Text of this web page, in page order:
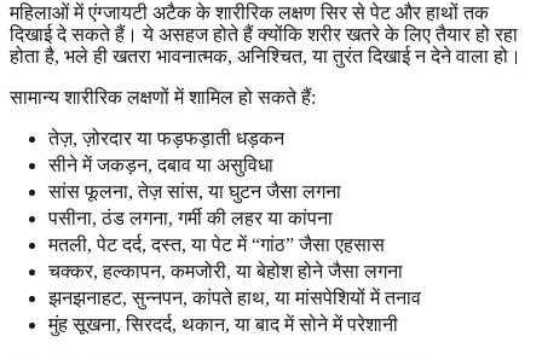
महिलाओं में एंग्जायटी अटैक के शारीरिक लक्षण सिर से पेट और हाथों तक
दिखाई दे सकते हैं। ये असहज होते हैं क्योंकि शरीर खतरे के लिए तैयार हो रहा
होता है, भले ही खतरा भावनात्मक, अनिश्चित, या तुरंत दिखाई न देने वाला हो।
सामान्य शारीरिक लक्षणों में शामिल हो सकते हैं:
तेज़, ज़ोरदार या फड़फड़ाती धड़कन
सीने में जकड़न, दबाव या असुविधा
सांस फूलना, तेज़ सांस, या घुटन जैसा लगना
पसीना, ठंड लगना, गर्मी की लहर या कांपना
मतली, पेट दर्द, दस्त, या पेट में “गांठ” जैसा एहसास
चक्कर, हल्कापन, कमजोरी, या बेहोश होने जैसा लगना
झनझनाहट, सुन्नपन, कांपते हाथ, या मांसपेशियों में तनाव
मुंह सूखना, सिरदर्द, थकान, या बाद में सोने में परेशानी